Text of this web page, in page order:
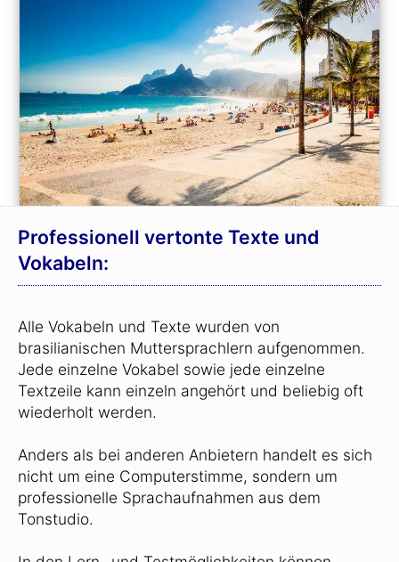
Professionell vertonte Texte und
Vokabeln:
Alle Vokabeln und Texte wurden von
brasilianischen Muttersprachlern aufgenommen.
Jede einzelne Vokabel sowie jede einzelne
Textzeile kann einzeln angehört und beliebig oft
wiederholt werden.
Anders als bei anderen Anbietern handelt es sich
nicht um eine Computerstimme, sondern um
professionelle Sprachaufnahmen aus dem
Tonstudio.